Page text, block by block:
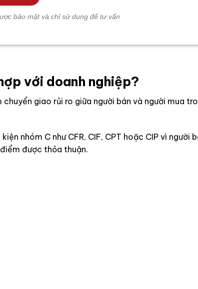
bảo mật và chỉ sử dụng để tư vấn
với doanh nghiệp?
giao rủi ro giữa người bán và người mua
nhóm C như CFR, CIF, CPT hoặc CIP vì người
được thỏa thuận.